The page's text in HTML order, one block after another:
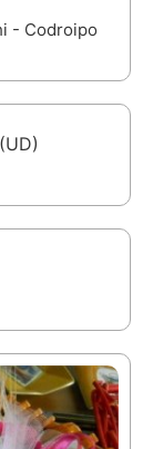
- Codroipo